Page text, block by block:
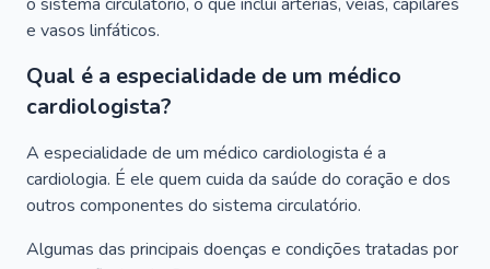
e vasos linfáticos.
Qual é a especialidade de um médico
cardiologista?
A especialidade de um médico cardiologista é a
cardiologia. É ele quem cuida da saúde do coração e dos
outros componentes do sistema circulatório.
Algumas das principais doenças e condições tratadas por